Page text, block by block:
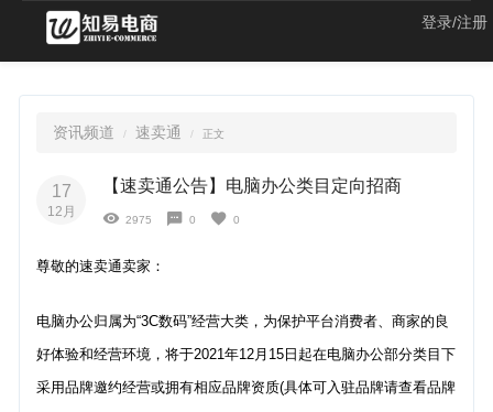
登录/注册
资讯频道 速卖通 正文
17
12月
【速卖通公告】电脑办公类目定向招商
2975 0 0
尊敬的速卖通卖家：
电脑办公归属为“3C数码”经营大类，为保护平台消费者、商家的良
好体验和经营环境，将于2021年12月15日起在电脑办公部分类目下
采用品牌邀约经营或拥有相应品牌资质(具体可入驻品牌请查看品牌